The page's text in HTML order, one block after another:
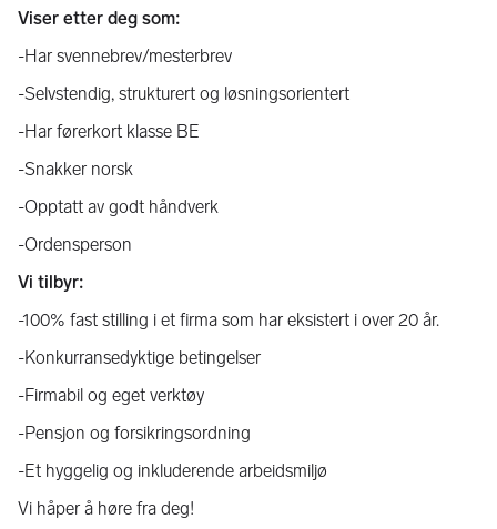
Viser etter deg som:
-Har svennebrev/mesterbrev
-Selvstendig, strukturert og løsningsorientert
-Har førerkort klasse BE
-Snakker norsk
-Opptatt av godt håndverk
-Ordensperson
Vi tilbyr:
-100% fast stilling i et firma som har eksistert i over 20 år.
-Konkurransedyktige betingelser
-Firmabil og eget verktøy
-Pensjon og forsikringsordning
-Et hyggelig og inkluderende arbeidsmiljø
Vi håper å høre fra deg!